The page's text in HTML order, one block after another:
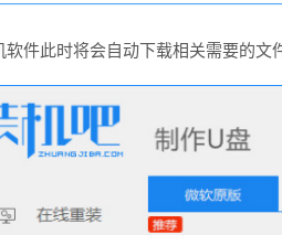
软件此时将会自动下载相关需要的文